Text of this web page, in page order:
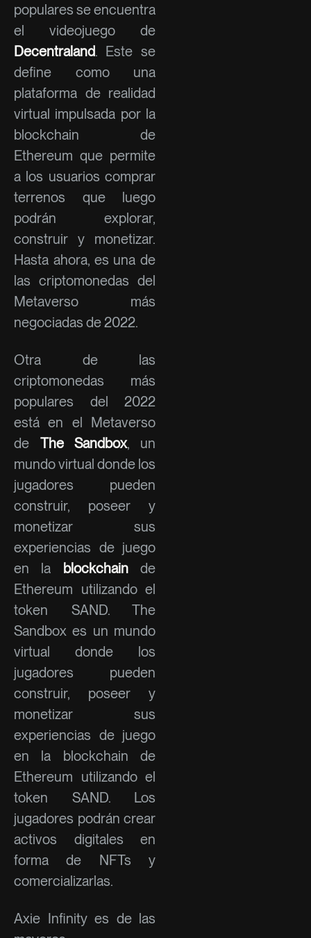
populares se encuentra
el videojuego de
Decentraland. Este se
define como una
plataforma de realidad
virtual impulsada por la
blockchain de
Ethereum que permite
a los usuarios comprar
terrenos que luego
podrán explorar,
construir y monetizar.
Hasta ahora, es una de
las criptomonedas del
Metaverso más
negociadas de 2022.
Otra de las
criptomonedas más
populares del 2022
está en el Metaverso
de The Sandbox, un
mundo virtual donde los
jugadores pueden
construir, poseer y
monetizar sus
experiencias de juego
en la blockchainde
Ethereum utilizando el
token SAND. The
Sandbox es un mundo
virtual donde los
jugadores pueden
construir, poseer y
monetizar sus
experiencias de juego
en la blockchain de
Ethereum utilizando el
token SAND. Los
jugadores podrán crear
activos digitales en
forma de NFTs y
comercializarlas.
Axie Infinity es de las